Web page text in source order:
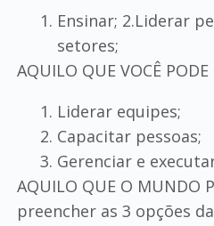
Ensinar; 2.Liderar
setores;
AQUILO QUE VOCÊ PODE
Liderar equipes;
Capacitar pessoas;
Gerenciar e
AQUILO QUE O MUNDO
preencher as 3 opções